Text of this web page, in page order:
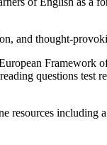
and thought-
Framework
questions test
including